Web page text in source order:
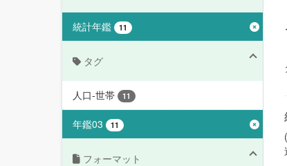
統計年鑑 11
タグ
人口-世帯 11
年鑑03 11
フォーマット